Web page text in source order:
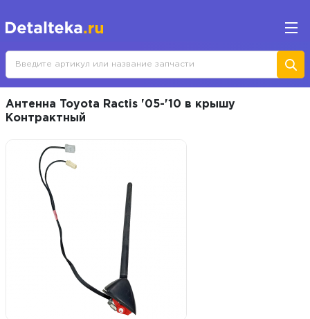
Антенна Toyota Ractis '05-'10 в крышу
Контрактный